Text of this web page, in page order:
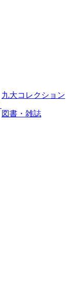
九大コレクション
図書・雑誌